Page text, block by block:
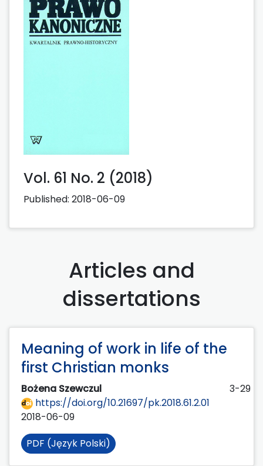
Vol. 61 No. 2 (2018)
Published: 2018-06-09
Articles and
dissertations
Meaning of work in life of the
first Christian monks
Bożena Szewczul
3-29
https://doi.org/10.21697/pk.2018.61.2.01
2018-06-09
PDF (Język Polski)